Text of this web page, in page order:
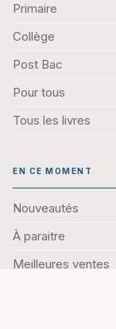
Primaire
Collège
Post Bac
Pour tous
Tous les livres
EN CE MOMENT
Nouveautés
À paraitre
Meilleures ventes